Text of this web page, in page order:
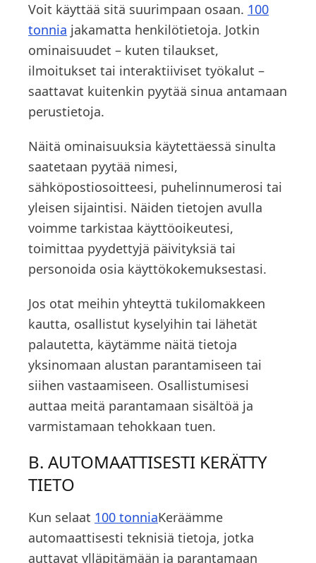
Voit käyttää sitä suurimpaan osaan. 100
tonnia jakamatta henkilötietoja. Jotkin
ominaisuudet – kuten tilaukset,
ilmoitukset tai interaktiiviset työkalut –
saattavat kuitenkin pyytää sinua antamaan
perustietoja.
Näitä ominaisuuksia käytettäessä sinulta
saatetaan pyytää nimesi,
sähköpostiosoitteesi, puhelinnumerosi tai
yleisen sijaintisi. Näiden tietojen avulla
voimme tarkistaa käyttöoikeutesi,
toimittaa pyydettyjä päivityksiä tai
personoida osia käyttökokemuksestasi.
Jos otat meihin yhteyttä tukilomakkeen
kautta, osallistut kyselyihin tai lähetät
palautetta, käytämme näitä tietoja
yksinomaan alustan parantamiseen tai
siihen vastaamiseen. Osallistumisesi
auttaa meitä parantamaan sisältöä ja
varmistamaan tehokkaan tuen.
B. AUTOMAATTISESTI KERÄTTY
TIETO
Kun selaat 100 tonniaKeräämme
automaattisesti teknisiä tietoja, jotka
auttavat ylläpitämään ja parantamaan